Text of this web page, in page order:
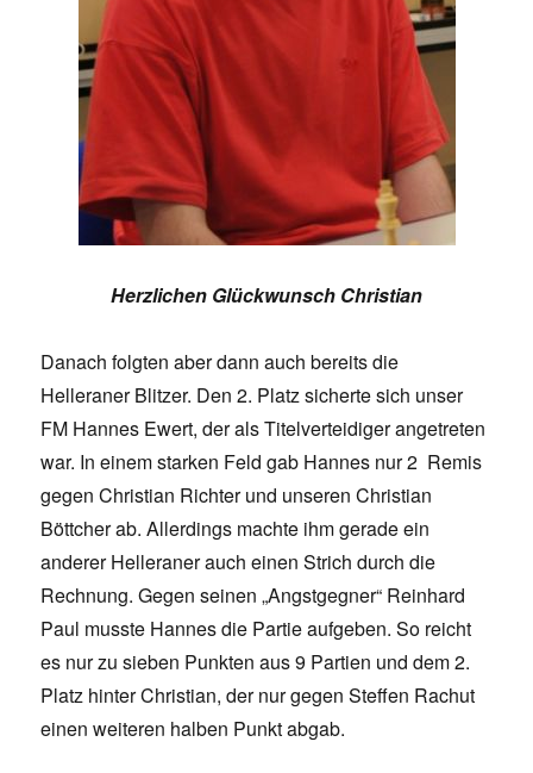
Herzlichen Glückwunsch Christian
Danach folgten aber dann auch bereits die
Helleraner Blitzer. Den 2. Platz sicherte sich unser
FM Hannes Ewert, der als Titelverteidiger angetreten
war. In einem starken Feld gab Hannes nur 2 Remis
gegen Christian Richter und unseren Christian
Böttcher ab. Allerdings machte ihm gerade ein
anderer Helleraner auch einen Strich durch die
Rechnung. Gegen seinen „Angstgegner“ Reinhard
Paul musste Hannes die Partie aufgeben. So reicht
es nur zu sieben Punkten aus 9 Partien und dem 2.
Platz hinter Christian, der nur gegen Steffen Rachut
einen weiteren halben Punkt abgab.